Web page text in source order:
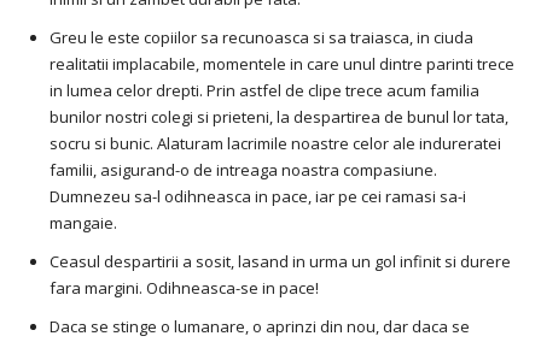
Greu le este copiilor sa recunoasca si sa traiasca, in ciuda
realitatii implacabile, momentele in care unul dintre parinti trece
in lumea celor drepti. Prin astfel de clipe trece acum familia
bunilor nostri colegi si prieteni, la despartirea de bunul lor tata,
socru si bunic. Alaturam lacrimile noastre celor ale indureratei
familii, asigurand-o de intreaga noastra compasiune.
Dumnezeu sa-l odihneasca in pace, iar pe cei ramasi sa-i
mangaie.
Ceasul despartirii a sosit, lasand in urma un gol infinit si durere
fara margini. Odihneasca-se in pace!
Daca se stinge o lumanare, o aprinzi din nou, dar daca se